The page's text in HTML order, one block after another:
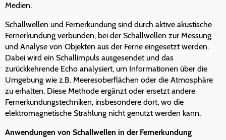
Medien.
Schallwellen und Fernerkundung sind durch aktive akustische
Fernerkundung verbunden, bei der Schallwellen zur Messung
und Analyse von Objekten aus der Ferne eingesetzt werden.
Dabei wird ein Schallimpuls ausgesendet und das
zurückkehrende Echo analysiert, um Informationen über die
Umgebung wie z.B. Meeresoberflächen oder die Atmosphäre
zu erhalten. Diese Methode ergänzt oder ersetzt andere
Fernerkundungstechniken, insbesondere dort, wo die
elektromagnetische Strahlung nicht genutzt werden kann.
Anwendungen von Schallwellen in der Fernerkundung